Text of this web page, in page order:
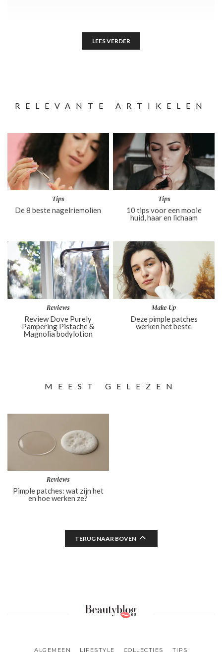
LEES VERDER
RELEVANTE ARTIKELEN
Tips
De 8 beste nagelriemolien
Tips
10 tips voor een mooie
huid, haar en lichaam
Reviews
Review Dove Purely
Pampering Pistache &
Magnolia bodylotion
Make-Up
Deze pimple patches
werken het beste
MEEST GELEZEN
Reviews
Pimple patches: wat zijn het
en hoe werken ze?
TERUG NAAR BOVEN
ALGEMEEN LIFESTYLE COLLECTIES TIPS